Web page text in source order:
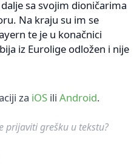
sa svojim dioničarima
Na kraju su im se
te je u konačnici
iz Eurolige odložen i nije
za iOS ili Android.
prijaviti grešku u tekstu?